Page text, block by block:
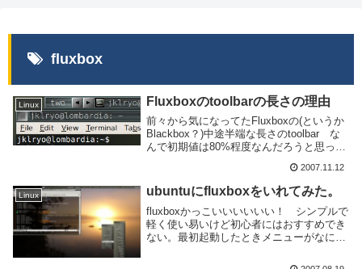
fluxbox
Linux Fluxboxのtoolbarの長さの理由
前々から気になってたFluxboxの(というか
Blackbox？)中途半端な長さのtoolbar な
んで初期値は80%程度なんだろうと思って
のかは知らないんだけどさ。これが
Fluxboxのデスクトップ(...
2007.11.12
Linux ubuntuにfluxboxをいれてみた。
fluxboxかっこいいいいいい！ シンプルで
軽く使い易いけど初心者にはおすすめでき
ない。最初起動したときメニューがなにも
し。2-3日使ってみたけど、XFceのときに